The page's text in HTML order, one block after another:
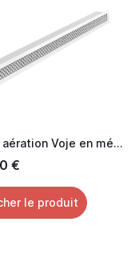
Grille aération Voje en métal laquée blanc 60 cm
€
le produit